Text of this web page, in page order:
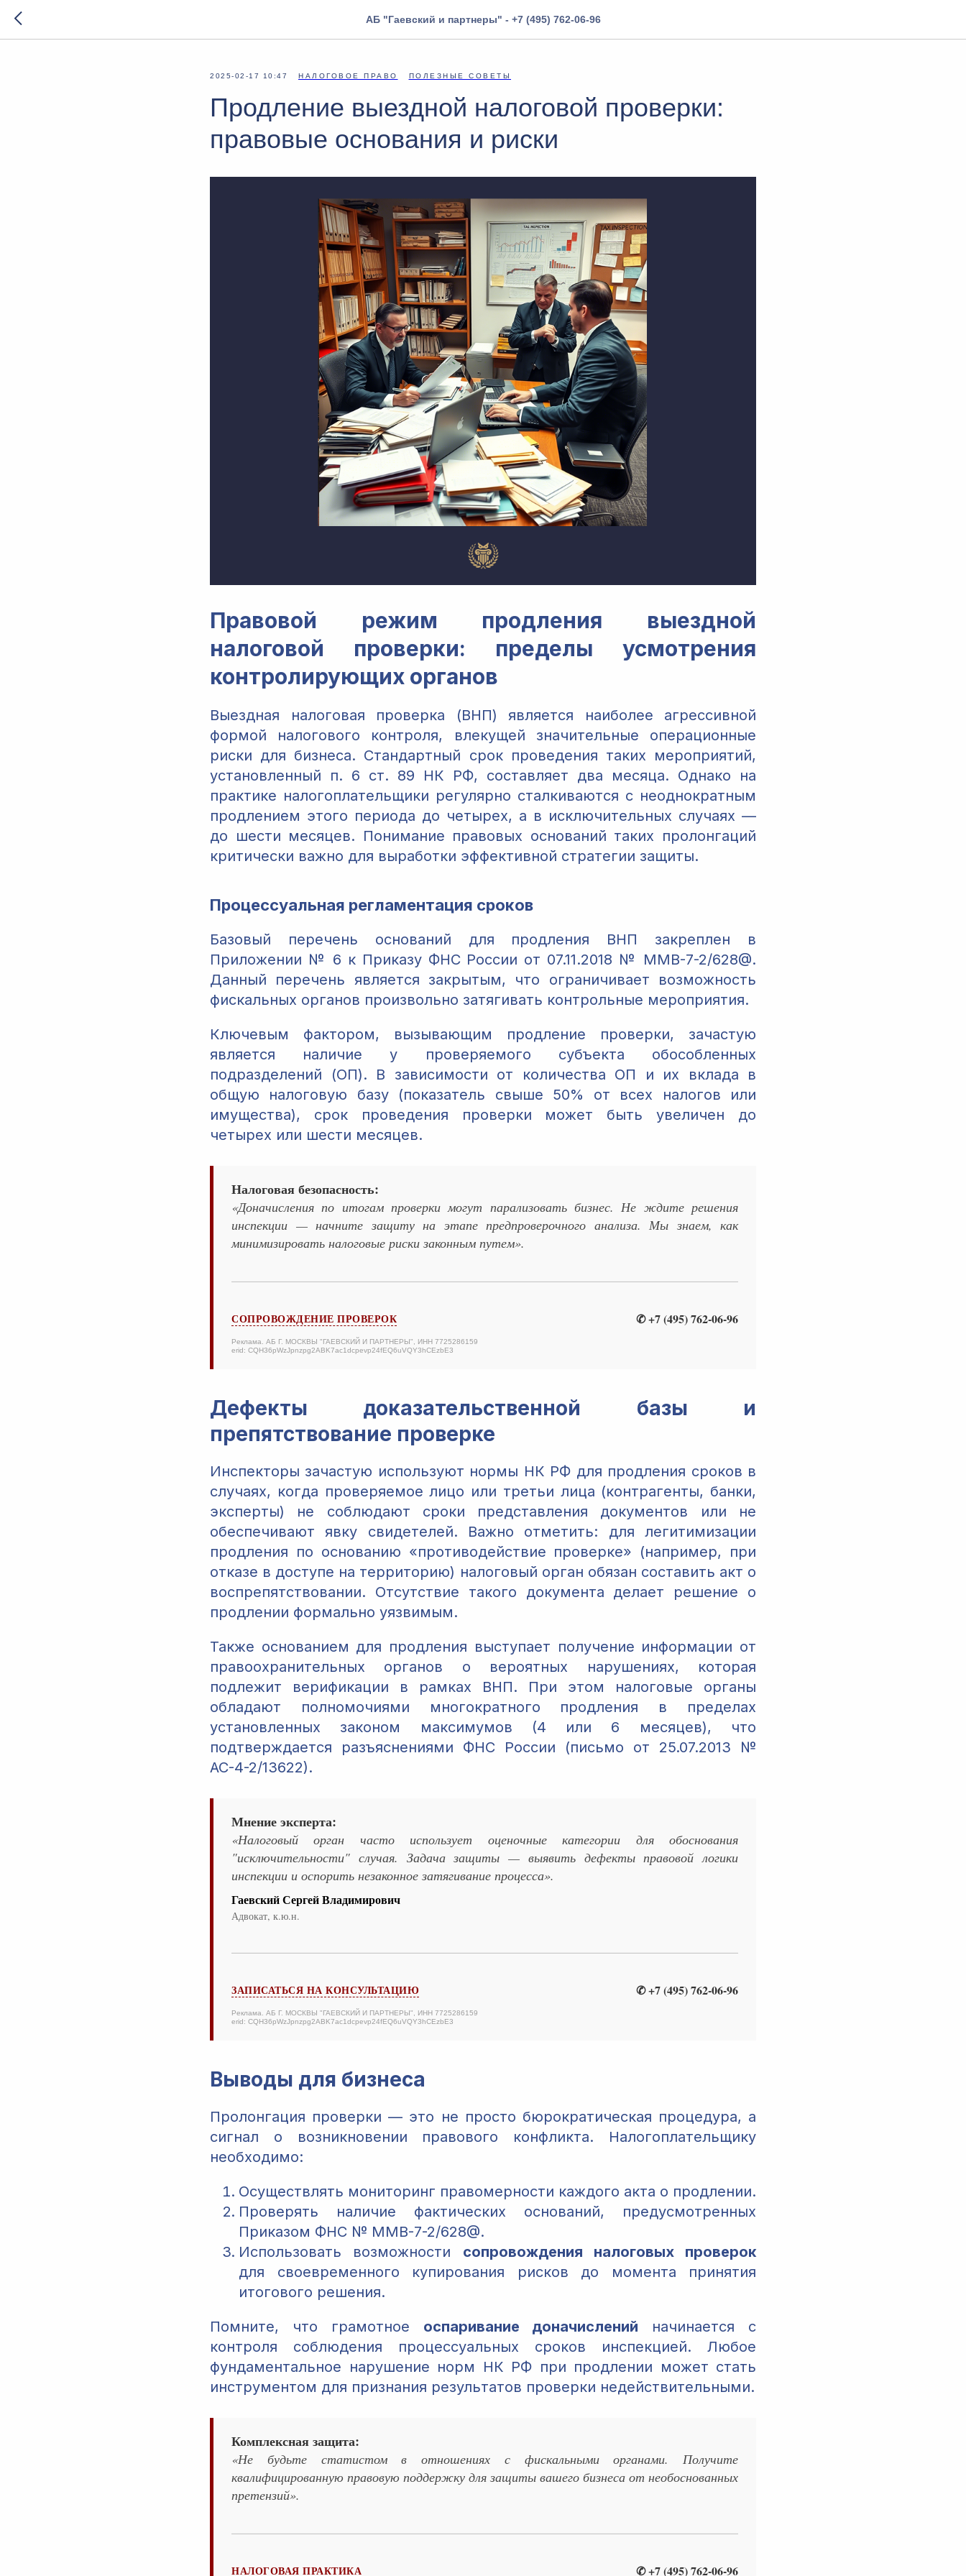
АБ "Гаевский и партнеры" - +7 (495) 762-06-96
2025-02-17 10:47 НАЛОГОВОЕ ПРАВО ПОЛЕЗНЫЕ СОВЕТЫ
Продление выездной налоговой проверки:
правовые основания и риски
Правовой режим продления выездной
налоговой проверки: пределы усмотрения
контролирующих органов
Выездная налоговая проверка (ВНП) является наиболее агрессивной
формой налогового контроля, влекущей значительные операционные
риски для бизнеса. Стандартный срок проведения таких мероприятий,
установленный п. 6 ст. 89 НК РФ, составляет два месяца. Однако на
практике налогоплательщики регулярно сталкиваются с неоднократным
продлением этого периода до четырех, а в исключительных случаях —
до шести месяцев. Понимание правовых оснований таких пролонгаций
критически важно для выработки эффективной стратегии защиты.
Процессуальная регламентация сроков
Базовый перечень оснований для продления ВНП закреплен в
Приложении № 6 к Приказу ФНС России от 07.11.2018 № ММВ-7-2/628@.
Данный перечень является закрытым, что ограничивает возможность
фискальных органов произвольно затягивать контрольные мероприятия.
Ключевым фактором, вызывающим продление проверки, зачастую
является наличие у проверяемого субъекта обособленных
подразделений (ОП). В зависимости от количества ОП и их вклада в
общую налоговую базу (показатель свыше 50% от всех налогов или
имущества), срок проведения проверки может быть увеличен до
четырех или шести месяцев.
Налоговая безопасность:
«Доначисления по итогам проверки могут парализовать бизнес. Не ждите решения
инспекции — начните защиту на этапе предпроверочного анализа. Мы знаем, как
минимизировать налоговые риски законным путем».
СОПРОВОЖДЕНИЕ ПРОВЕРОК ✆ +7 (495) 762-06-96
Реклама. АБ Г. МОСКВЫ "ГАЕВСКИЙ И ПАРТНЕРЫ", ИНН 7725286159
erid: CQH36pWzJpnzpg2ABK7ac1dcpevp24fEQ6uVQY3hCEzbE3
Дефекты доказательственной базы и
препятствование проверке
Инспекторы зачастую используют нормы НК РФ для продления сроков в
случаях, когда проверяемое лицо или третьи лица (контрагенты, банки,
эксперты) не соблюдают сроки представления документов или не
обеспечивают явку свидетелей. Важно отметить: для легитимизации
продления по основанию «противодействие проверке» (например, при
отказе в доступе на территорию) налоговый орган обязан составить акт о
воспрепятствовании. Отсутствие такого документа делает решение о
продлении формально уязвимым.
Также основанием для продления выступает получение информации от
правоохранительных органов о вероятных нарушениях, которая
подлежит верификации в рамках ВНП. При этом налоговые органы
обладают полномочиями многократного продления в пределах
установленных законом максимумов (4 или 6 месяцев), что
подтверждается разъяснениями ФНС России (письмо от 25.07.2013 №
АС-4-2/13622).
Мнение эксперта:
«Налоговый орган часто использует оценочные категории для обоснования
"исключительности" случая. Задача защиты — выявить дефекты правовой логики
инспекции и оспорить незаконное затягивание процесса».
Гаевский Сергей Владимирович
Адвокат, к.ю.н.
ЗАПИСАТЬСЯ НА КОНСУЛЬТАЦИЮ ✆ +7 (495) 762-06-96
Реклама. АБ Г. МОСКВЫ "ГАЕВСКИЙ И ПАРТНЕРЫ", ИНН 7725286159
erid: CQH36pWzJpnzpg2ABK7ac1dcpevp24fEQ6uVQY3hCEzbE3
Выводы для бизнеса
Пролонгация проверки — это не просто бюрократическая процедура, а
сигнал о возникновении правового конфликта. Налогоплательщику
необходимо:
Осуществлять мониторинг правомерности каждого акта о продлении.
Проверять наличие фактических оснований, предусмотренных
Приказом ФНС № ММВ-7-2/628@.
Использовать возможности сопровождения налоговых проверок
для своевременного купирования рисков до момента принятия
итогового решения.
Помните, что грамотное оспаривание доначислений начинается с
контроля соблюдения процессуальных сроков инспекцией. Любое
фундаментальное нарушение норм НК РФ при продлении может стать
инструментом для признания результатов проверки недействительными.
Комплексная защита:
«Не будьте статистом в отношениях с фискальными органами. Получите
квалифицированную правовую поддержку для защиты вашего бизнеса от необоснованных
претензий».
НАЛОГОВАЯ ПРАКТИКА ✆ +7 (495) 762-06-96